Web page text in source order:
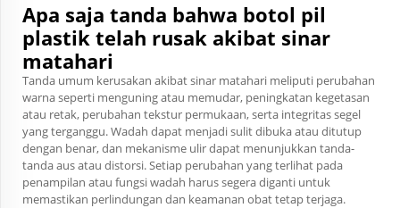
Apa saja tanda bahwa botol pil
plastik telah rusak akibat sinar
matahari
Tanda umum kerusakan akibat sinar matahari meliputi perubahan
warna seperti menguning atau memudar, peningkatan kegetasan
atau retak, perubahan tekstur permukaan, serta integritas segel
yang terganggu. Wadah dapat menjadi sulit dibuka atau ditutup
dengan benar, dan mekanisme ulir dapat menunjukkan tanda-
tanda aus atau distorsi. Setiap perubahan yang terlihat pada
penampilan atau fungsi wadah harus segera diganti untuk
memastikan perlindungan dan keamanan obat tetap terjaga.